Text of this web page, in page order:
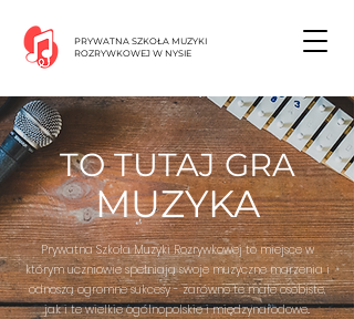
PRYWATNA SZKOŁA MUZYKI
ROZRYWKOWEJ W NYSIE
TO TUTAJ GRA
MUZYKA
Prywatna Szkoła Muzyki Rozrywkowej to miejsce w
którym uczniowie spełniają swoje muzyczne marzenia i
odnoszą ogromne sukcesy - zarówno te małe osobiste,
jak i te wielkie ogólnopolskie i międzynarodowe..